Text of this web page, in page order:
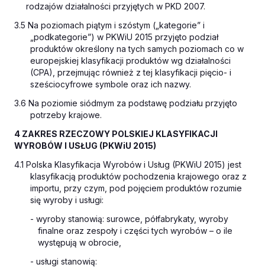
rodzajów działalności przyjętych w PKD 2007.
3.5 Na poziomach piątym i szóstym („kategorie” i
„podkategorie”) w PKWiU 2015 przyjęto podział
produktów określony na tych samych poziomach co w
europejskiej klasyfikacji produktów wg działalności
(CPA), przejmując również z tej klasyfikacji pięcio- i
sześciocyfrowe symbole oraz ich nazwy.
3.6 Na poziomie siódmym za podstawę podziału przyjęto
potrzeby krajowe.
4 ZAKRES RZECZOWY POLSKIEJ KLASYFIKACJI
WYROBÓW I USŁUG (PKWiU 2015)
4.1 Polska Klasyfikacja Wyrobów i Usług (PKWiU 2015) jest
klasyfikacją produktów pochodzenia krajowego oraz z
importu, przy czym, pod pojęciem produktów rozumie
się wyroby i usługi:
- wyroby stanowią: surowce, półfabrykaty, wyroby
finalne oraz zespoły i części tych wyrobów – o ile
występują w obrocie,
- usługi stanowią: